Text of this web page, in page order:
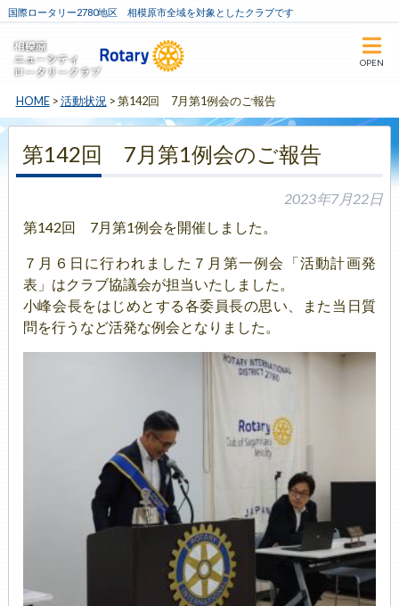
国際ロータリー2780地区 相模原市全域を対象としたクラブです
OPEN
HOME>活動状況 >第142回 7月第1例会のご報告
第142回 7月第1例会のご報告
2023年7月22日
第142回 7月第1例会を開催しました。
７月６日に行われました７月第一例会「活動計画発
表」はクラブ協議会が担当いたしました。
小峰会長をはじめとする各委員長の思い、また当日質
問を行うなど活発な例会となりました。